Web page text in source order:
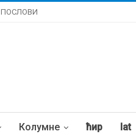
ПОСЛОВИ
Колумне ћир lat